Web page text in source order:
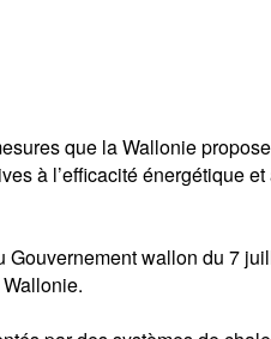
que la Wallonie
à l’efficacité énergétique
wallon du 7